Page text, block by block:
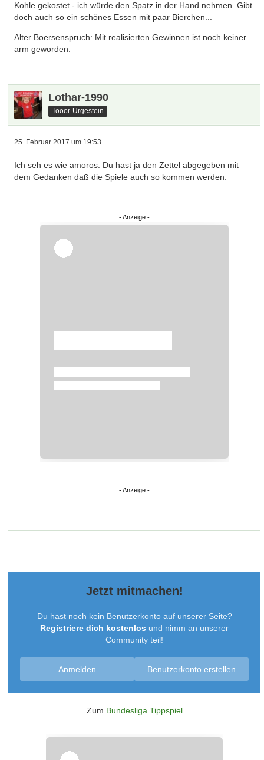
Kohle gekostet - ich würde den Spatz in der Hand nehmen. Gibt
doch auch so ein schönes Essen mit paar Bierchen...
Alter Boersenspruch: Mit realisierten Gewinnen ist noch keiner
arm geworden.
Lothar-1990
Tooor-Urgestein
25. Februar 2017 um 19:53
Ich seh es wie amoros. Du hast ja den Zettel abgegeben mit
dem Gedanken daß die Spiele auch so kommen werden.
Jetzt mitmachen!
Du hast noch kein Benutzerkonto auf unserer Seite?
Registriere dich kostenlos und nimm an unserer
Community teil!
Benutzerkonto erstellen
Anmelden
Zum Bundesliga Tippspiel